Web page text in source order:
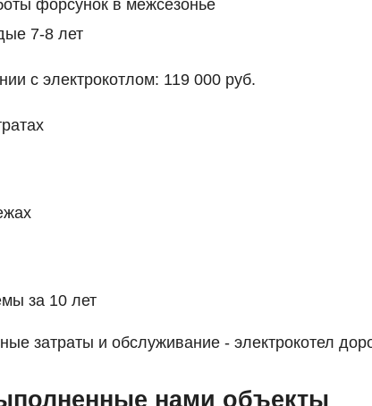
форсунок в межсезонье
7-8 лет
с электрокотлом: 119 000 руб.
за 10 лет
затраты и обслуживание - электрокотел
нами объекты